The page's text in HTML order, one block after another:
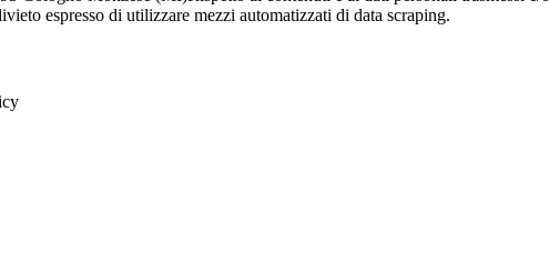
espresso di utilizzare mezzi automatizzati di data scraping.